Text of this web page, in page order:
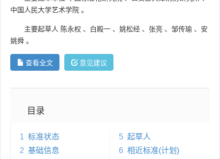
中国人民大学艺术学院 。
主要起草人 陈永权 、 白殿一 、 姚松经 、 张亮 、 邹传瑜 、 安
姚舜 。
查看全文 意见建议
目录
1 标准状态
2 基础信息
5 起草人
6 相近标准(计划)